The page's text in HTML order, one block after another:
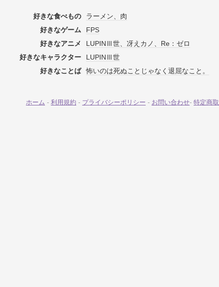
好きな食べもの
ラーメン、肉
好きなゲーム
FPS
好きなアニメ
LUPINⅢ世、冴えカノ、Re：ゼロ
好きなキャラクター
LUPINⅢ世
好きなことば
怖いのは死ぬことじゃなく退屈なこと。
ホーム - 利用規約 - プライバシーポリシー - お問い合わせ- 特定商